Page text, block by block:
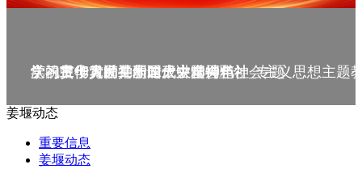
庆祝中华人民共和国成立75周年
学习贯彻党的二十届三中全会精神_专题
党的二十大精神理论大讲堂--理论
学习宣传贯彻党的二十大精神
学习贯彻习近平新时代中国特色社会主义思想主题
姜堰动态
重要信息
姜堰动态